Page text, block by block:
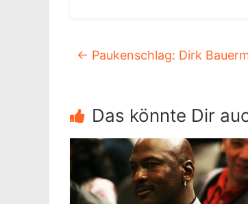
← Paukenschlag: Dirk
Das könnte Dir